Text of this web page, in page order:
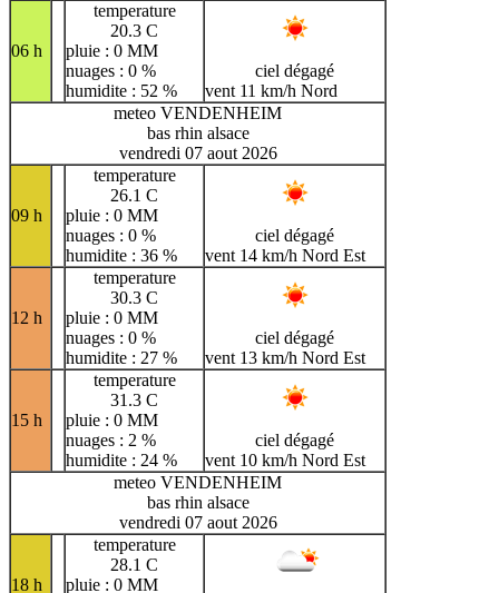
06 h
temperature
20.3 C
pluie : 0 MM
nuages : 0 %
humidite : 52 %
ciel dégagé
vent 11 km/h Nord
meteo VENDENHEIM
bas rhin alsace
vendredi 07 aout 2026
09 h
temperature
26.1 C
pluie : 0 MM
nuages : 0 %
humidite : 36 %
ciel dégagé
vent 14 km/h Nord Est
12 h
temperature
30.3 C
pluie : 0 MM
nuages : 0 %
humidite : 27 %
ciel dégagé
vent 13 km/h Nord Est
15 h
temperature
31.3 C
pluie : 0 MM
nuages : 2 %
humidite : 24 %
ciel dégagé
vent 10 km/h Nord Est
meteo VENDENHEIM
bas rhin alsace
vendredi 07 aout 2026
18 h
temperature
28.1 C
pluie : 0 MM